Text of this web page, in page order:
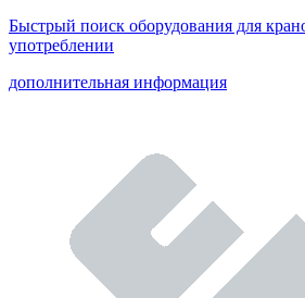
Быстрый поиск оборудования для
употреблении
дополнительная информация